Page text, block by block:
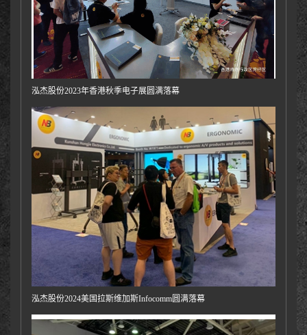
泓杰股份2023年香港秋季电子展圆满落幕
泓杰股份2024美国拉斯维加斯Infocomm圆满落幕